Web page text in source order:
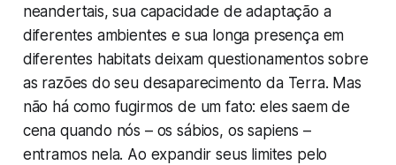
neandertais, sua capacidade de adaptação a
diferentes ambientes e sua longa presença em
diferentes habitats deixam questionamentos sobre
as razões do seu desaparecimento da Terra. Mas
não há como fugirmos de um fato: eles saem de
cena quando nós – os sábios, ossapiens –
entramos nela. Ao expandir seus limites pelo